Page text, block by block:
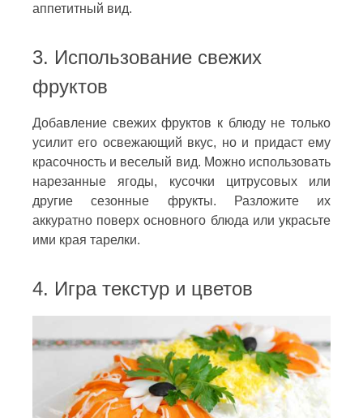
аппетитный вид.
3. Использование свежих
фруктов
Добавление свежих фруктов к блюду не только
усилит его освежающий вкус, но и придаст ему
красочность и веселый вид. Можно использовать
нарезанные ягоды, кусочки цитрусовых или
другие сезонные фрукты. Разложите их
аккуратно поверх основного блюда или украсьте
ими края тарелки.
4. Игра текстур и цветов